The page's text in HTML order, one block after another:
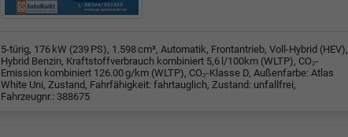
5-türig, 176 kW (239 PS), 1.598 cm³, Automatik, Frontantrieb, Voll-Hybrid (HEV),
Hybrid Benzin, Kraftstoffverbrauch kombiniert 5,6 l/100km (WLTP), CO₂-
Emission kombiniert 126.00 g/km (WLTP), CO₂-Klasse D, Außenfarbe: Atlas
White Uni, Zustand, Fahrfähigkeit: fahrtauglich, Zustand: unfallfrei,
Fahrzeugnr.: 388675